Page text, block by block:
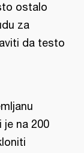
ostalo
za
da testo
je na 200